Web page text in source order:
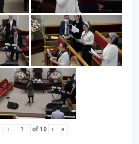
‹ of 10 › »